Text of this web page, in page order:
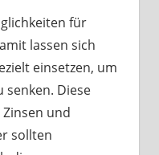
für
lassen sich
einsetzen, um
senken. Diese
und
sollten